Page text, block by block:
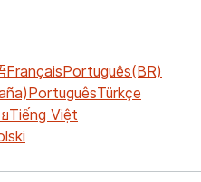
FrançaisPortuguês(BR)
PortuguêsTürkçe
Tiếng Việt